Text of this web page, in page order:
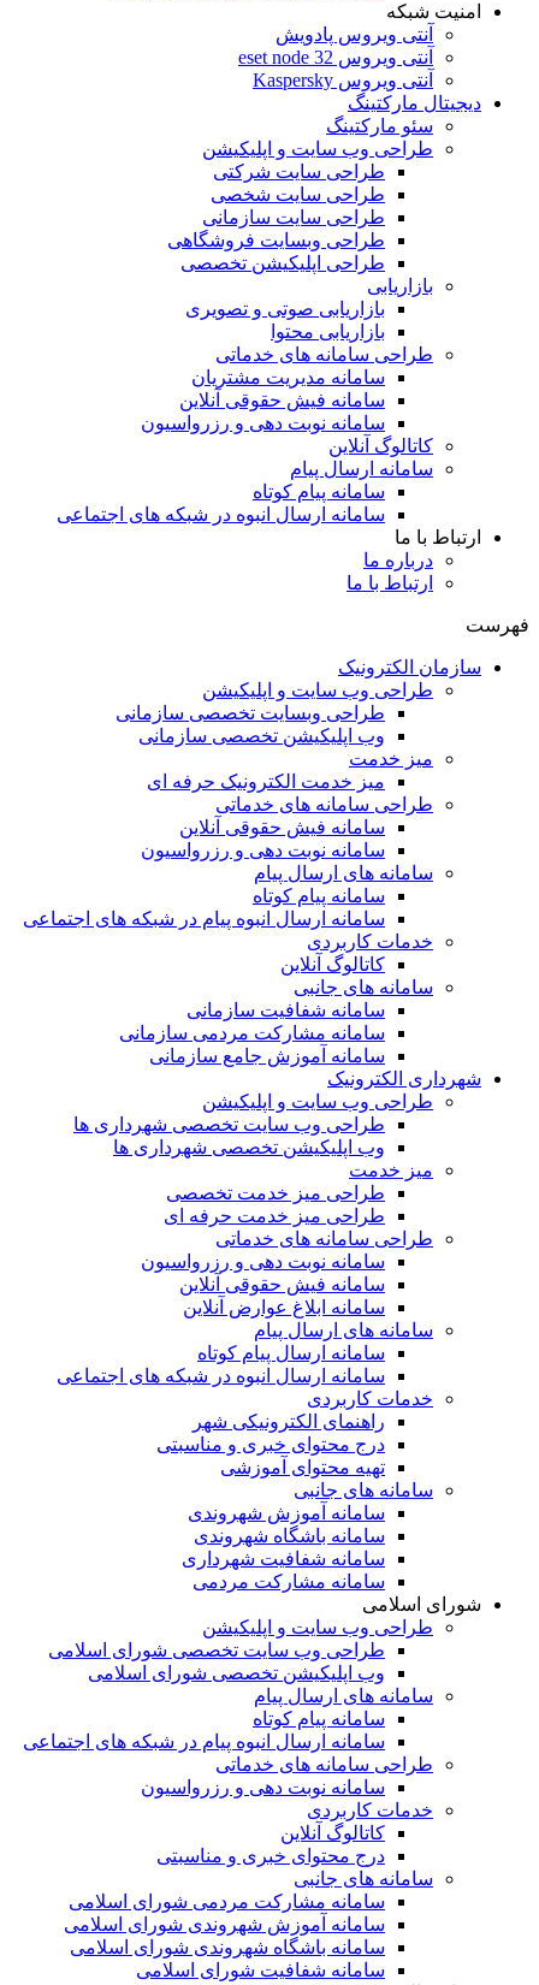
امنیت شبکه
آنتی ویروس پادویش
آنتی ویروس 32 eset node
آنتی ویروس Kaspersky
دیجیتال مارکتینگ
سئو مارکتینگ
طراحی وب سایت و اپلیکیشن
طراحی سایت شرکتی
طراحی سایت شخصی
طراحی سایت سازمانی
طراحی وبسایت فروشگاهی
طراحی اپلیکیشن تخصصی
بازاریابی
بازاریابی صوتی و تصویری
بازاریابی محتوا
طراحی سامانه های خدماتی
سامانه مدیریت مشتریان
سامانه فیش حقوقی آنلاین
سامانه نوبت دهی و رزرواسیون
کاتالوگ آنلاین
سامانه ارسال پیام
سامانه پیام کوتاه
سامانه ارسال انبوه در شبکه های اجتماعی
ارتباط با ما
درباره ما
ارتباط با ما
سازمان الکترونیک
طراحی وب سایت و اپلیکیشن
طراحی وبسایت تخصصی سازمانی
وب اپلیکیشن تخصصی سازمانی
میز خدمت
میز خدمت الکترونیک حرفه ای
طراحی سامانه های خدماتی
سامانه فیش حقوقی آنلاین
سامانه نوبت دهی و رزرواسیون
سامانه های ارسال پیام
سامانه پیام کوتاه
سامانه ارسال انبوه پیام در شبکه های اجتماعی
خدمات کاربردی
کاتالوگ آنلاین
سامانه های جانبی
سامانه شفافیت سازمانی
سامانه مشارکت مردمی سازمانی
سامانه آموزش جامع سازمانی
شهرداری الکترونیک
طراحی وب سایت و اپلیکیشن
طراحی وب سایت تخصصی شهرداری ها
وب اپلیکیشن تخصصی شهرداری ها
میز خدمت
طراحی میز خدمت تخصصی
طراحی میز خدمت حرفه ای
طراحی سامانه های خدماتی
سامانه نوبت دهی و رزرواسیون
سامانه فیش حقوقی آنلاین
سامانه ابلاغ عوارض آنلاین
سامانه های ارسال پیام
سامانه ارسال پیام کوتاه
سامانه ارسال انبوه در شبکه های اجتماعی
خدمات کاربردی
راهنمای الکترونیکی شهر
درج محتوای خبری و مناسبتی
تهیه محتوای آموزشی
سامانه های جانبی
سامانه آموزش شهروندی
سامانه باشگاه شهروندی
سامانه شفافیت شهرداری
سامانه مشارکت مردمی
شورای اسلامی
طراحی وب سایت و اپلیکیشن
طراحی وب سایت تخصصی شورای اسلامی
وب اپلیکیشن تخصصی شورای اسلامی
سامانه های ارسال پیام
سامانه پیام کوتاه
سامانه ارسال انبوه پیام در شبکه های اجتماعی
طراحی سامانه های خدماتی
سامانه نوبت دهی و رزرواسیون
خدمات کاربردی
کاتالوگ آنلاین
درج محتوای خبری و مناسبتی
سامانه های جانبی
سامانه مشارکت مردمی شورای اسلامی
سامانه آموزش شهروندی شورای اسلامی
سامانه باشگاه شهروندی شورای اسلامی
سامانه شفافیت شورای اسلامی